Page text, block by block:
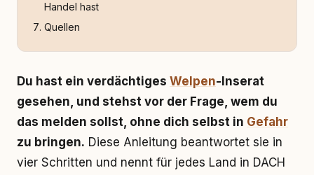
Handel hast
Quellen
Du hast ein verdächtiges Welpen-Inserat
gesehen, und stehst vor der Frage, wem du
das melden sollst, ohne dich selbst in Gefahr
zu bringen. Diese Anleitung beantwortet sie in
vier Schritten und nennt für jedes Land in DACH